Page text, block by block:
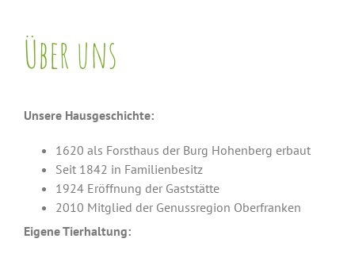
Über uns
Unsere Hausgeschichte:
1620 als Forsthaus der Burg Hohenberg erbaut
Seit 1842 in Familienbesitz
1924 Eröffnung der Gaststätte
2010 Mitglied der Genussregion Oberfranken
Eigene Tierhaltung: